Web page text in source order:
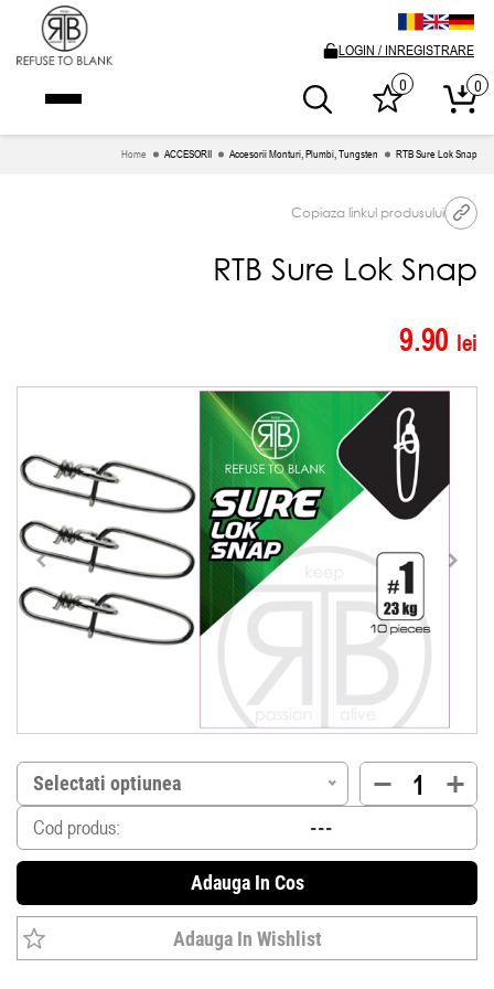
0
0
LOGIN / INREGISTRARE
Home ACCESORII Accesorii Monturi, Plumbi, Tungsten RTB Sure Lok Snap
Copiaza linkul produsului
RTB Sure Lok Snap
9.90 lei
Selectati optiunea
Cod produs:
Adauga In Cos
Adauga In Wishlist